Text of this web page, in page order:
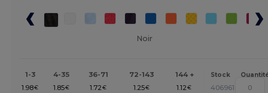
Noir
1-3 4-35 36-71 72-143 144 + Stock
1.98€ 1.85€ 1.72€ 1.25€ 1.12€ 406961